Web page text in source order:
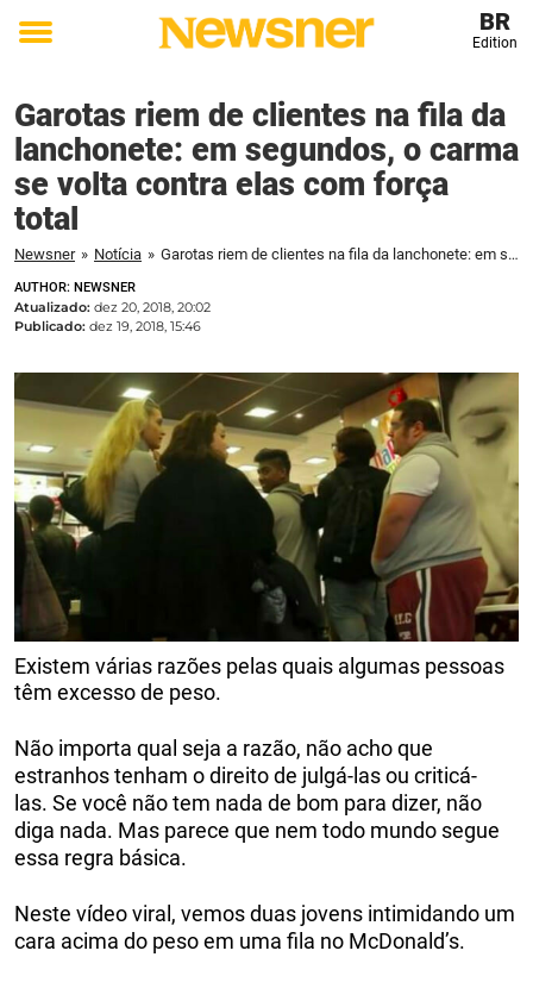
Toggle
BR
Edition
Garotas riem de clientes na fila da
lanchonete: em segundos, o carma
se volta contra elas com força
total
Newsner » Notícia » Garotas riem de clientes na fila da lanchonete: em segundos, o carma se volta contra elas com força total
AUTHOR: NEWSNER
Atualizado: dez 20, 2018, 20:02
Publicado: dez 19, 2018, 15:46
Existem várias razões pelas quais algumas pessoas
têm excesso de peso.
Não importa qual seja a razão, não acho que
estranhos tenham o direito de julgá-las ou criticá-
las. Se você não tem nada de bom para dizer, não
diga nada. Mas parece que nem todo mundo segue
essa regra básica.
Neste vídeo viral, vemos duas jovens intimidando um
cara acima do peso em uma fila no McDonald’s.